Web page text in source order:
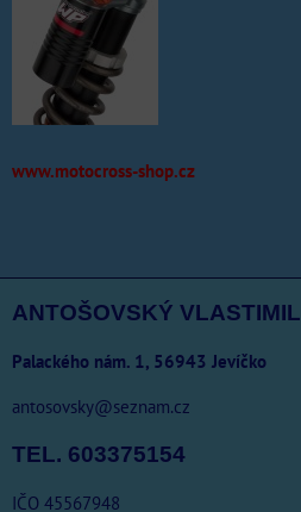
www.motocross-shop.cz
ANTOŠOVSKÝ VLASTIMIL
Palackého nám. 1, 56943 Jevíčko
antosovsky@seznam.cz
TEL. 603375154
IČO 45567948